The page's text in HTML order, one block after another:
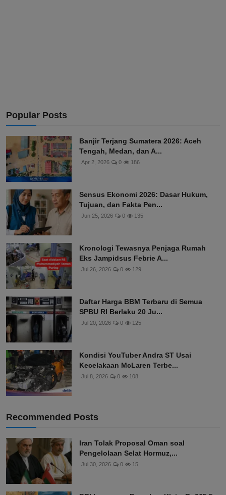
Popular Posts
Banjir Terjang Sumatera 2026: Aceh
Tengah, Medan, dan A...
Apr 2, 2026 0 186
Sensus Ekonomi 2026: Dasar Hukum,
Tujuan, dan Fakta Pen...
Jun 25, 2026 0 135
Kronologi Tewasnya Penjaga Rumah
Eks Jampidsus Febrie A...
Jul 26, 2026 0 129
Daftar Harga BBM Terbaru di Semua
SPBU RI Berlaku 20 Ju...
Jul 20, 2026 0 125
Kondisi YouTuber Andra ST Usai
Kecelakaan McLaren Terbe...
Jul 8, 2026 0 108
Recommended Posts
Iran Tolak Proposal Oman soal
Pengelolaan Selat Hormuz,...
Jul 30, 2026 0 15